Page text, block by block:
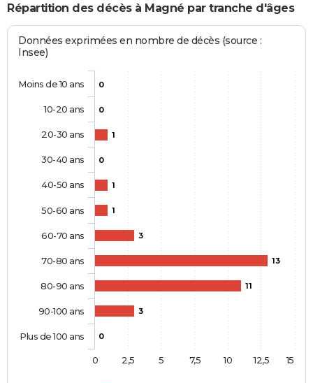
Répartition des décès à Magné par tranche d'âges
Données exprimées en nombre de décès (source :
Insee)
0
0
1
0
1
1
3
13
11
3
0
Moins de 10 ans
10-20 ans
20-30 ans
30-40 ans
40-50 ans
50-60 ans
60-70 ans
70-80 ans
80-90 ans
90-100 ans
Plus de 100 ans
0 2,5 5 7,5 10 12,5 15